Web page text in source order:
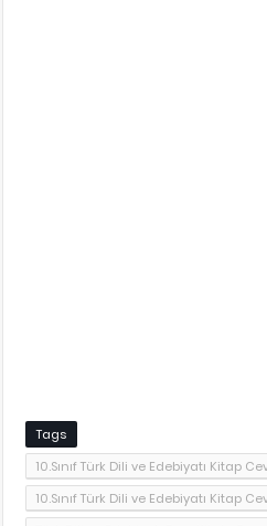
Tags
10.Sınıf Türk Dili ve Edebiyatı Kitap
10.Sınıf Türk Dili ve Edebiyatı Kitap